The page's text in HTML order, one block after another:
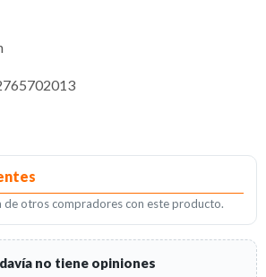
de otros compradores con este producto.
no tiene opiniones